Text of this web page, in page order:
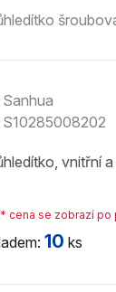
Sanhua
S10285008202
vnitřní
* cena se zobrazí po
10 ks